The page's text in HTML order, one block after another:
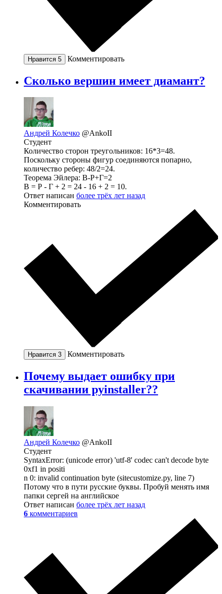
Нравится 5 Комментировать
Сколько вершин имеет диамант?
Андрей Колечко @AnkoII
Студент
Количество сторон треугольников: 16*3=48.
Поскольку стороны фигур соединяются попарно,
количество ребер: 48/2=24.
Теорема Эйлера: В-Р+Г=2
В = Р - Г + 2 = 24 - 16 + 2 = 10.
Ответ написан более трёх лет назад
Комментировать
Нравится 3 Комментировать
Почему выдает ошибку при
скачивании pyinstaller??
Андрей Колечко @AnkoII
Студент
SyntaxError: (unicode error) 'utf-8' codec can't decode byte
0xf1 in positi
n 0: invalid continuation byte (sitecustomize.py, line 7)
Потому что в пути русские буквы. Пробуй менять имя
папки сергей на английское
Ответ написан более трёх лет назад
6 комментариев